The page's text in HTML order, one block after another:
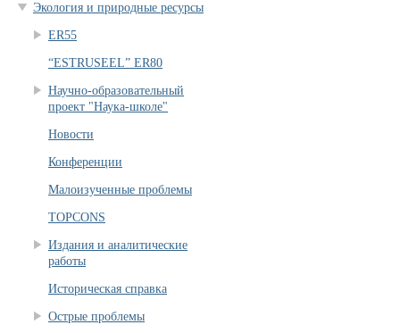
Экология и природные ресурсы
ER55
“ESTRUSEEL” ER80
Научно-образовательный
проект "Наука-школе"
Новости
Конференции
Малоизученные проблемы
TOPCONS
Издания и аналитические
работы
Историческая справка
Острые проблемы